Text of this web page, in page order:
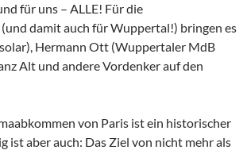
für uns – ALLE! Für die
damit auch für Wuppertal!) bringen es
Hermann Ott (Wuppertaler MdB
Alt und andere Vordenker auf den
von Paris ist ein historischer
ist aber auch: Das Ziel von nicht mehr als